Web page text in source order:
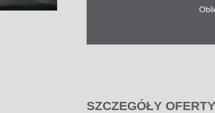
SZCZEGÓŁY OFERTY